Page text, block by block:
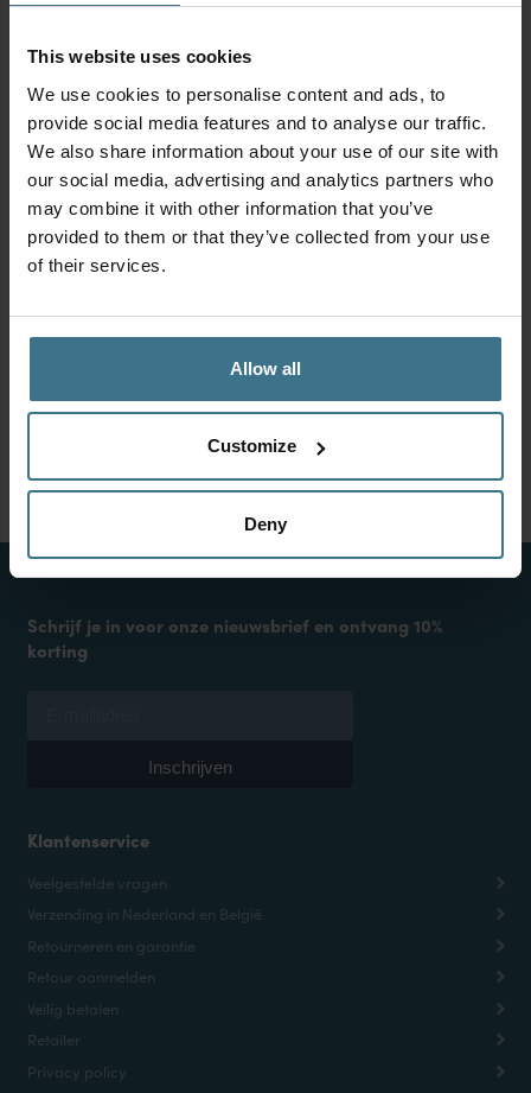
This website uses cookies
We use cookies to personalise content and ads, to
provide social media features and to analyse our traffic.
We also share information about your use of our site with
our social media, advertising and analytics partners who
may combine it with other information that you’ve
provided to them or that they’ve collected from your use
of their services.
Allow all
Customize
Deny
Groente invriezen? alles over
blancheren en bevriezen!
Eten invriezen: onze tips en tricks
Klantenservice
Veelgestelde vragen
Verzending in Nederland en België
Retourneren en garantie
Retour aanmelden
Veilig betalen
Retailer
Privacy policy
Schrijf je in voor onze nieuwsbrief en ontvang 10%
korting